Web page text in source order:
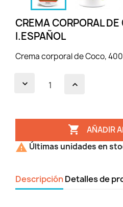
CREMA CORPORAL
I.ESPAÑOL
Crema corporal de Coco,
 AÑADIR
 Últimas unidades en
DescripciónDetalles de